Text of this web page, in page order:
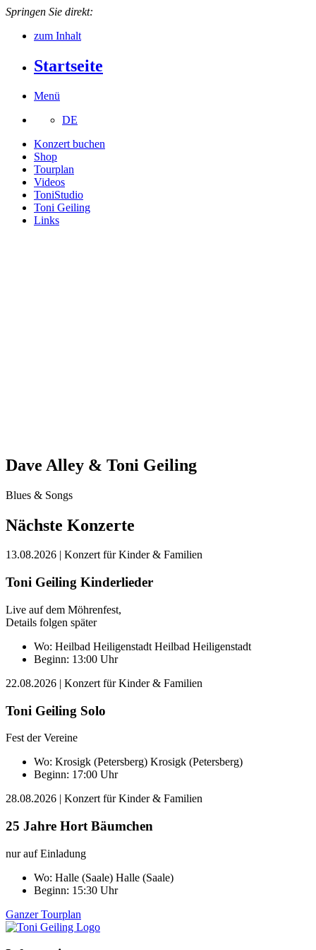
Springen Sie direkt:
zum Inhalt
Startseite
Menü
DE
Konzert buchen
Shop
Tourplan
Videos
ToniStudio
Toni Geiling
Links
Dave Alley & Toni Geiling
Blues & Songs
Nächste Konzerte
13.08.2026 | Konzert für Kinder & Familien
Toni Geiling Kinderlieder
Live auf dem Möhrenfest,
Details folgen später
Wo: Heilbad Heiligenstadt Heilbad Heiligenstadt
Beginn: 13:00 Uhr
22.08.2026 | Konzert für Kinder & Familien
Toni Geiling Solo
Fest der Vereine
Wo: Krosigk (Petersberg) Krosigk (Petersberg)
Beginn: 17:00 Uhr
28.08.2026 | Konzert für Kinder & Familien
25 Jahre Hort Bäumchen
nur auf Einladung
Wo: Halle (Saale) Halle (Saale)
Beginn: 15:30 Uhr
Ganzer Tourplan